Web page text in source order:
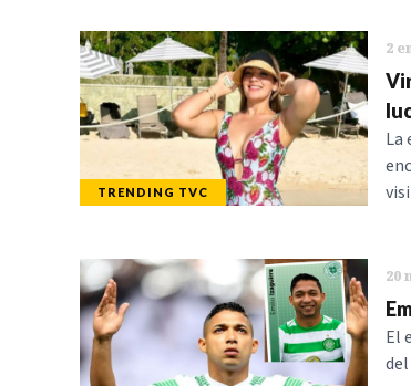
TRENDING TVC
2
La
20
El